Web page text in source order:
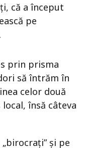
că a început
pe
prin prisma
să întrăm în
celor două
însă câteva
şi pe